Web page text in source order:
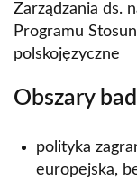
Zarządzania ds.
Programu
polskojęzyczne
Obszary
polityka
europejska,